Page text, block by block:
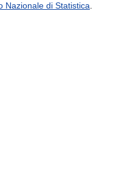
Nazionale di Statistica